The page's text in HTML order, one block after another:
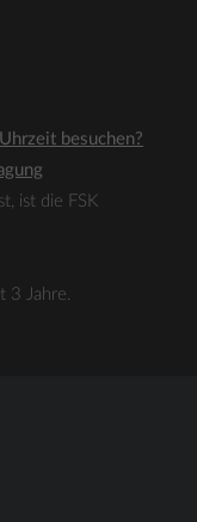
besuchen?
ist die FSK
3 Jahre.